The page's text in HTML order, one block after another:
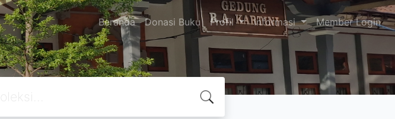
Beranda Donasi Buku Profil Informasi Member Login